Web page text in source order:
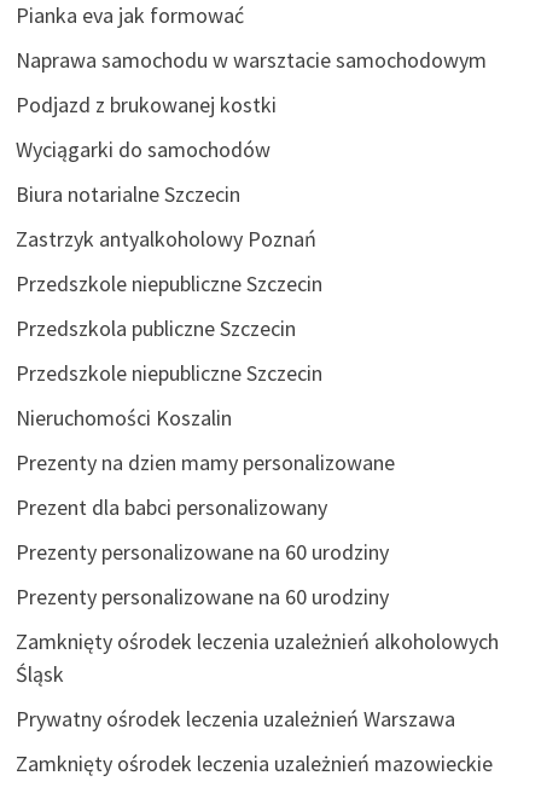
Pianka eva jak formować
Naprawa samochodu w warsztacie samochodowym
Podjazd z brukowanej kostki
Wyciągarki do samochodów
Biura notarialne Szczecin
Zastrzyk antyalkoholowy Poznań
Przedszkole niepubliczne Szczecin
Przedszkola publiczne Szczecin
Przedszkole niepubliczne Szczecin
Nieruchomości Koszalin
Prezenty na dzien mamy personalizowane
Prezent dla babci personalizowany
Prezenty personalizowane na 60 urodziny
Prezenty personalizowane na 60 urodziny
Zamknięty ośrodek leczenia uzależnień alkoholowych
Śląsk
Prywatny ośrodek leczenia uzależnień Warszawa
Zamknięty ośrodek leczenia uzależnień mazowieckie